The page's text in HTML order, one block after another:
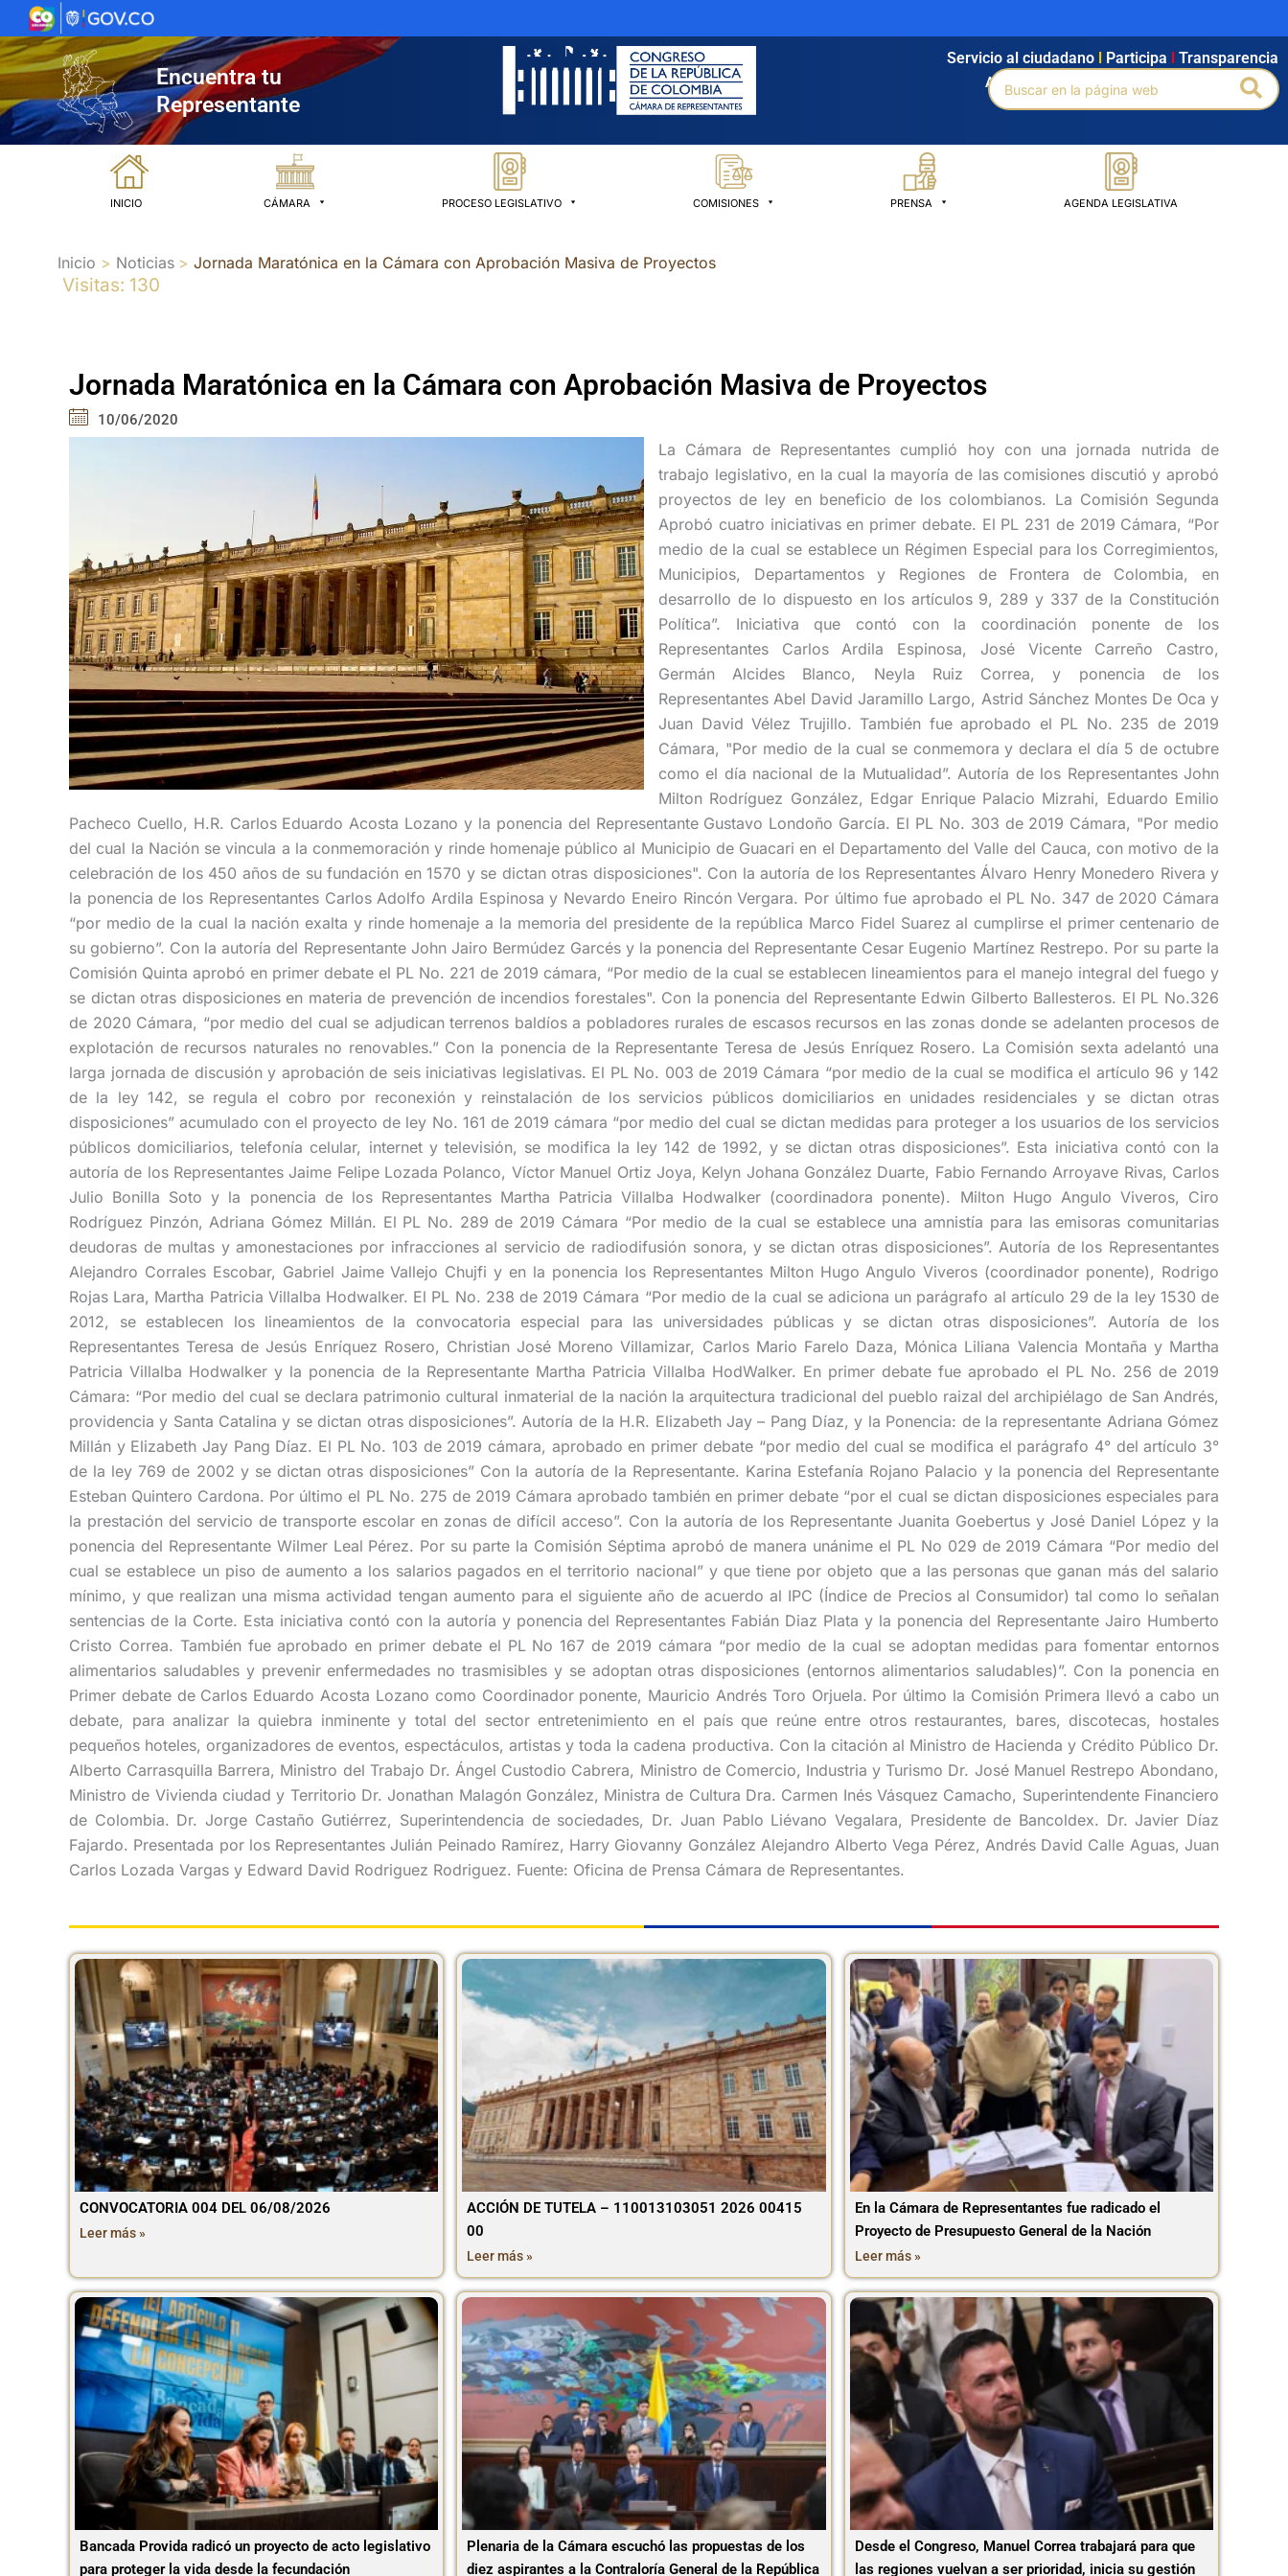
al
contenido
Encuentra tu
Representante
Agendamiento Intranet Búsqueda avanzada
Servicio al ciudadano Participa Transparencia
Buscar
por:
INICIO CÁMARA PROCESO LEGISLATIVO COMISIONES PRENSA AGENDA LEGISLATIVA
Inicio Noticias Jornada Maratónica en la Cámara con Aprobación Masiva de Proyectos
Visitas: 130
Jornada Maratónica en la Cámara con Aprobación Masiva de Proyectos
10/06/2020
La Cámara de Representantes cumplió hoy con una jornada nutrida de
trabajo legislativo, en la cual la mayoría de las comisiones discutió y aprobó
proyectos de ley en beneficio de los colombianos. La Comisión Segunda
Aprobó cuatro iniciativas en primer debate. El PL 231 de 2019 Cámara, “Por
medio de la cual se establece un Régimen Especial para los Corregimientos,
Municipios, Departamentos y Regiones de Frontera de Colombia, en
desarrollo de lo dispuesto en los artículos 9, 289 y 337 de la Constitución
Política”. Iniciativa que contó con la coordinación ponente de los
Representantes Carlos Ardila Espinosa, José Vicente Carreño Castro,
Germán Alcides Blanco, Neyla Ruiz Correa, y ponencia de los
Representantes Abel David Jaramillo Largo, Astrid Sánchez Montes De Oca y
Juan David Vélez Trujillo. También fue aprobado el PL No. 235 de 2019
Cámara, "Por medio de la cual se conmemora y declara el día 5 de octubre
como el día nacional de la Mutualidad”. Autoría de los Representantes John
Milton Rodríguez González, Edgar Enrique Palacio Mizrahi, Eduardo Emilio
Pacheco Cuello, H.R. Carlos Eduardo Acosta Lozano y la ponencia del Representante Gustavo Londoño García. El PL No. 303 de 2019 Cámara, "Por medio
del cual la Nación se vincula a la conmemoración y rinde homenaje público al Municipio de Guacari en el Departamento del Valle del Cauca, con motivo de la
celebración de los 450 años de su fundación en 1570 y se dictan otras disposiciones". Con la autoría de los Representantes Álvaro Henry Monedero Rivera y
la ponencia de los Representantes Carlos Adolfo Ardila Espinosa y Nevardo Eneiro Rincón Vergara. Por último fue aprobado el PL No. 347 de 2020 Cámara
“por medio de la cual la nación exalta y rinde homenaje a la memoria del presidente de la república Marco Fidel Suarez al cumplirse el primer centenario de
su gobierno”. Con la autoría del Representante John Jairo Bermúdez Garcés y la ponencia del Representante Cesar Eugenio Martínez Restrepo. Por su parte la
Comisión Quinta aprobó en primer debate el PL No. 221 de 2019 cámara, “Por medio de la cual se establecen lineamientos para el manejo integral del fuego y
se dictan otras disposiciones en materia de prevención de incendios forestales". Con la ponencia del Representante Edwin Gilberto Ballesteros. El PL No.326
de 2020 Cámara, “por medio del cual se adjudican terrenos baldíos a pobladores rurales de escasos recursos en las zonas donde se adelanten procesos de
explotación de recursos naturales no renovables.” Con la ponencia de la Representante Teresa de Jesús Enríquez Rosero. La Comisión sexta adelantó una
larga jornada de discusión y aprobación de seis iniciativas legislativas. El PL No. 003 de 2019 Cámara “por medio de la cual se modifica el artículo 96 y 142
de la ley 142, se regula el cobro por reconexión y reinstalación de los servicios públicos domiciliarios en unidades residenciales y se dictan otras
disposiciones” acumulado con el proyecto de ley No. 161 de 2019 cámara “por medio del cual se dictan medidas para proteger a los usuarios de los servicios
públicos domiciliarios, telefonía celular, internet y televisión, se modifica la ley 142 de 1992, y se dictan otras disposiciones”. Esta iniciativa contó con la
autoría de los Representantes Jaime Felipe Lozada Polanco, Víctor Manuel Ortiz Joya, Kelyn Johana González Duarte, Fabio Fernando Arroyave Rivas, Carlos
Julio Bonilla Soto y la ponencia de los Representantes Martha Patricia Villalba Hodwalker (coordinadora ponente). Milton Hugo Angulo Viveros, Ciro
Rodríguez Pinzón, Adriana Gómez Millán. El PL No. 289 de 2019 Cámara “Por medio de la cual se establece una amnistía para las emisoras comunitarias
deudoras de multas y amonestaciones por infracciones al servicio de radiodifusión sonora, y se dictan otras disposiciones”. Autoría de los Representantes
Alejandro Corrales Escobar, Gabriel Jaime Vallejo Chujfi y en la ponencia los Representantes Milton Hugo Angulo Viveros (coordinador ponente), Rodrigo
Rojas Lara, Martha Patricia Villalba Hodwalker. El PL No. 238 de 2019 Cámara “Por medio de la cual se adiciona un parágrafo al artículo 29 de la ley 1530 de
2012, se establecen los lineamientos de la convocatoria especial para las universidades públicas y se dictan otras disposiciones”. Autoría de los
Representantes Teresa de Jesús Enríquez Rosero, Christian José Moreno Villamizar, Carlos Mario Farelo Daza, Mónica Liliana Valencia Montaña y Martha
Patricia Villalba Hodwalker y la ponencia de la Representante Martha Patricia Villalba HodWalker. En primer debate fue aprobado el PL No. 256 de 2019
Cámara: “Por medio del cual se declara patrimonio cultural inmaterial de la nación la arquitectura tradicional del pueblo raizal del archipiélago de San Andrés,
providencia y Santa Catalina y se dictan otras disposiciones”. Autoría de la H.R. Elizabeth Jay – Pang Díaz, y la Ponencia: de la representante Adriana Gómez
Millán y Elizabeth Jay Pang Díaz. El PL No. 103 de 2019 cámara, aprobado en primer debate “por medio del cual se modifica el parágrafo 4° del artículo 3°
de la ley 769 de 2002 y se dictan otras disposiciones” Con la autoría de la Representante. Karina Estefanía Rojano Palacio y la ponencia del Representante
Esteban Quintero Cardona. Por último el PL No. 275 de 2019 Cámara aprobado también en primer debate “por el cual se dictan disposiciones especiales para
la prestación del servicio de transporte escolar en zonas de difícil acceso”. Con la autoría de los Representante Juanita Goebertus y José Daniel López y la
ponencia del Representante Wilmer Leal Pérez. Por su parte la Comisión Séptima aprobó de manera unánime el PL No 029 de 2019 Cámara “Por medio del
cual se establece un piso de aumento a los salarios pagados en el territorio nacional” y que tiene por objeto que a las personas que ganan más del salario
mínimo, y que realizan una misma actividad tengan aumento para el siguiente año de acuerdo al IPC (Índice de Precios al Consumidor) tal como lo señalan
sentencias de la Corte. Esta iniciativa contó con la autoría y ponencia del Representantes Fabián Diaz Plata y la ponencia del Representante Jairo Humberto
Cristo Correa. También fue aprobado en primer debate el PL No 167 de 2019 cámara “por medio de la cual se adoptan medidas para fomentar entornos
alimentarios saludables y prevenir enfermedades no trasmisibles y se adoptan otras disposiciones (entornos alimentarios saludables)”. Con la ponencia en
Primer debate de Carlos Eduardo Acosta Lozano como Coordinador ponente, Mauricio Andrés Toro Orjuela. Por último la Comisión Primera llevó a cabo un
debate, para analizar la quiebra inminente y total del sector entretenimiento en el país que reúne entre otros restaurantes, bares, discotecas, hostales
pequeños hoteles, organizadores de eventos, espectáculos, artistas y toda la cadena productiva. Con la citación al Ministro de Hacienda y Crédito Público Dr.
Alberto Carrasquilla Barrera, Ministro del Trabajo Dr. Ángel Custodio Cabrera, Ministro de Comercio, Industria y Turismo Dr. José Manuel Restrepo Abondano,
Ministro de Vivienda ciudad y Territorio Dr. Jonathan Malagón González, Ministra de Cultura Dra. Carmen Inés Vásquez Camacho, Superintendente Financiero
de Colombia. Dr. Jorge Castaño Gutiérrez, Superintendencia de sociedades, Dr. Juan Pablo Liévano Vegalara, Presidente de Bancoldex. Dr. Javier Díaz
Fajardo. Presentada por los Representantes Julián Peinado Ramírez, Harry Giovanny González Alejandro Alberto Vega Pérez, Andrés David Calle Aguas, Juan
Carlos Lozada Vargas y Edward David Rodriguez Rodriguez. Fuente: Oficina de Prensa Cámara de Representantes.
CONVOCATORIA 004 DEL 06/08/2026
Leer más »
ACCIÓN DE TUTELA – 110013103051 2026 00415
00
Leer más »
En la Cámara de Representantes fue radicado el
Proyecto de Presupuesto General de la Nación
Leer más »
Bancada Provida radicó un proyecto de acto legislativo
para proteger la vida desde la fecundación
Plenaria de la Cámara escuchó las propuestas de los
diez aspirantes a la Contraloría General de la República
Desde el Congreso, Manuel Correa trabajará para que
las regiones vuelvan a ser prioridad, inicia su gestión